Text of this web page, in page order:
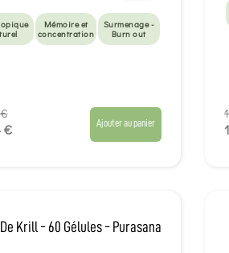
Mémoire et
concentration
Surmenage -
Burn out
€ Ajouter au panier
Krill - 60 Gélules - Purasana